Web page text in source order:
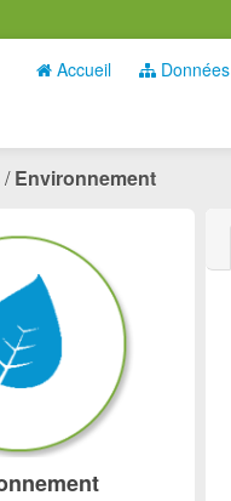
Accueil Données
Environnement